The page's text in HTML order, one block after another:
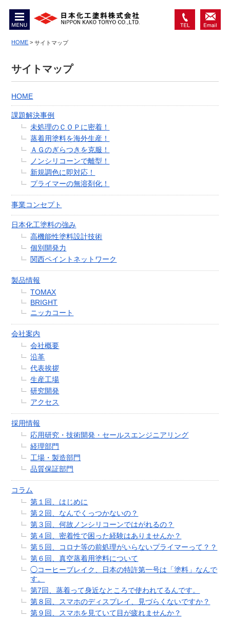
MENU
HOME >サイトマップ
サイトマップ
HOME
課題解決事例
未処理のＣＯＰに密着！
蒸着用塗料を海外生産！
ＡＧのぎらつきを克服！
ノンシリコーンで離型！
新規調色に即対応！
プライマーの無溶剤化！
事業コンセプト
日本化工塗料の強み
高機能性塗料設計技術
個別開発力
関西ペイントネットワーク
製品情報
TOMAX
BRIGHT
ニッカコート
会社案内
会社概要
沿革
代表挨拶
生産工場
研究開発
アクセス
採用情報
応用研究・技術開発・セールスエンジニアリング
経理部門
工場・製造部門
品質保証部門
コラム
第１回、はじめに
第２回、なんでくっつかないの？
第３回、何故ノンシリコーンではがれるの？
第４回、密着性で困った経験はありませんか？
第５回、コロナ等の前処理がいらないプライマーって？？
第６回、真空蒸着用塗料について
◯コーヒーブレイク、日本の特許第一号は「塗料」なんで
す。
第7回、蒸着って身近なところで使われてるんです。
第８回、スマホのディスプレイ、見づらくないですか？
第９回、スマホを見ていて目が疲れませんか？